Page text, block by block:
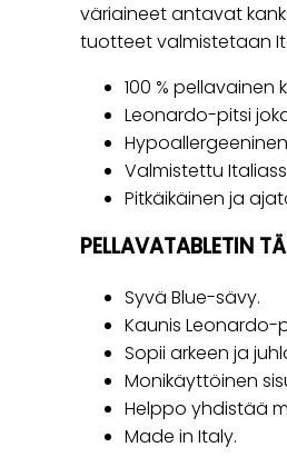
väriaineet antavat
tuotteet valmistetaan
100 % pellavainen
Leonardo-pitsi
Valmistettu
Pitkäikäinen ja
PELLAVATABLETIN
Syvä Blue-sävy.
Kaunis Leonardo-
Sopii arkeen ja
Monikäyttöinen
Helppo yhdistää
Made in Italy.